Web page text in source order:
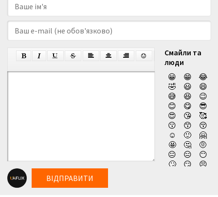
Смайли та
люди
😀
😁
😂
🤣
😃
😄
😅
😆
😉
😊
😋
😎
😍
😘
🥰
😗
😙
😚
☺️
🙂
🤗
🤩
🤔
🤨
😐
😑
😶
🙄
😏
😣
ВІДПРАВИТИ